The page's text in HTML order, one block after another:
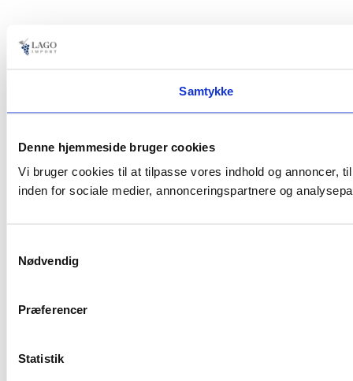
Samtykke
Denne hjemmeside bruger cookies
Vi bruger cookies til at tilpasse vores indhold og annoncer,
inden for sociale medier, annonceringspartnere og
Nødvendig
Præferencer
Statistik